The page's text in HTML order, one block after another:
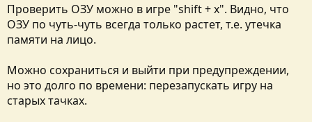
Проверить ОЗУ можно в игре "shift + x". Видно, что
ОЗУ по чуть-чуть всегда только растет, т.е. утечка
памяти на лицо.
Можно сохраниться и выйти при предупреждении,
но это долго по времени: перезапускать игру на
старых тачках.